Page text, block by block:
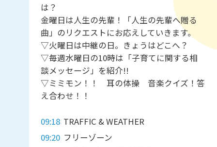
は？
金曜日は人生の先輩！「人生の先輩へ贈る
曲」のリクエストにお応えしていきます。
▽火曜日は中継の日。きょうはどこへ？
▽毎週水曜日の10時は「子育てに関する相
談メッセージ」を紹介!!
▽ミミモン！！ 耳の体操 音楽クイズ！答
え合わせ！！
09:18 TRAFFIC & WEATHER
09:20 フリーゾーン